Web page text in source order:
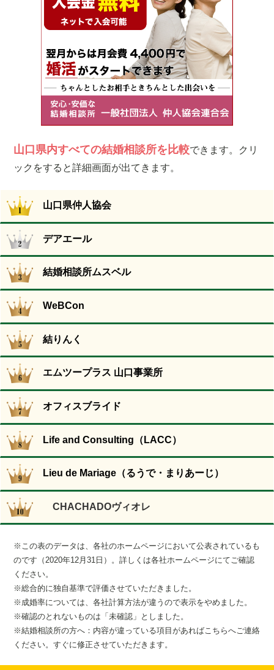
山口県内すべての結婚相談所を比較できます。クリ
ックをすると詳細画面が出てきます。
山口県仲人協会
＞＞ 山口県仲人協会
公式ホームページはこちら
【入会時(税込)】
88,000円
<入会金 22,000円 + 登録料 66,000円>
【月会費(税込)】
11,000円
(初回活動月の月会費は無料)
【お見合い料(税込)】
女性 8,800円
【成婚料(税込)】
220,000円
デアエール
＞＞ デアエール
公式ホームページはこちら
【入会時(税込)】
39,600円
<入会金 6,600円 + 登録料 33,000円>
【月会費(税込)】
6,600円
(入会月の月会費は無料)
【お見合い料(税込)】
男女共に 8,800円
【成婚料(税込)】
結婚相談所ムスベル
＞＞ 結婚相談所ムスベル
公式ホームページはこちら
【入会時(税込)】
レギュラーコース
330,000円
<入会金297,000円 + 初期費用33,000円>
カジュアルコース
165,000円
<入会金132,000円 + 初期費用33,000円>
※コースにより異なる。
WeBCon
＞＞ WeBCon
【入会時(税込)】
エクセルコース（男性）
550,000円
プリンセスコース（女性）
0円
※コースにより異なる。
結りんく
＞＞ 結りんく
公式ホームページはこちら
【入会時(税込)】
Ａ.ネット活用プラン
男性 22,000円
エムツープラス 山口事業所
＞＞ エムツープラス 山口事業所
公式ホームページはこちら
【入会時(税込)】
オフィスブライド
＞＞ オフィスブライド
公式ホームページはこちら
Life and Consulting（LACC）
＞＞ Life and Consulting（LACC）
公式ホームページはこちら
Lieu de Mariage（るうで・まりあーじ）
CHACHADOヴィオレ
※この表のデータは、各社のホームページにおいて公表されているも
のです（2020年12月31日）。詳しくは各社ホームページにてご確認
ください。
※総合的に独自基準で評価させていただきました。
※成婚率については、各社計算方法が違うので表示をやめました。
※確認のとれないものは「未確認」としました。
※結婚相談所の方へ：内容が違っている項目があれば こちらへ ご連絡
ください。すぐに修正させていただきます。